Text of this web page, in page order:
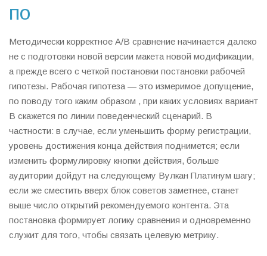
по
Методически корректное A/B сравнение начинается далеко
не с подготовки новой версии макета новой модификации,
а прежде всего с четкой постановки постановки рабочей
гипотезы. Рабочая гипотеза — это измеримое допущение,
по поводу того каким образом , при каких условиях вариант
B скажетcя по линии поведенческий сценарий. В
частности: в случае, если уменьшить форму регистрации,
уровень достижения конца действия поднимется; если
изменить формулировку кнопки действия, больше
аудитории дойдут на следующему Вулкан Платинум шагу;
если же сместить вверх блок советов заметнее, станет
выше число открытий рекомендуемого контента. Эта
постановка формирует логику сравнения и одновременно
служит для того, чтобы связать целевую метрику.